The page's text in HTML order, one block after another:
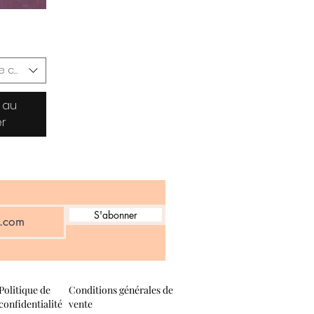
couleur
S'abonner
de
Conditions générales de
vente